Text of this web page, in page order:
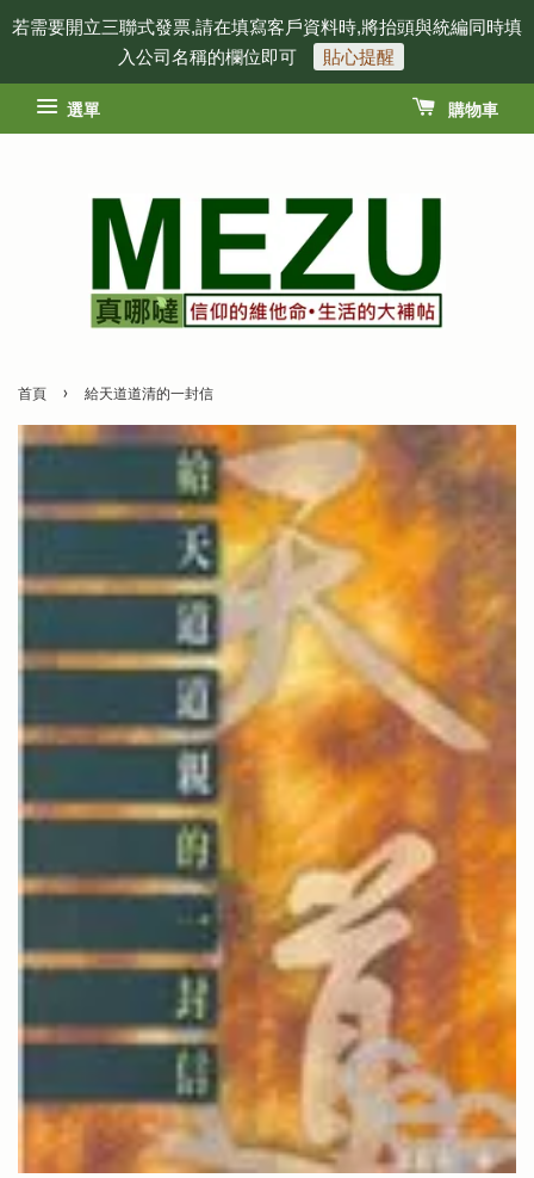
若需要開立三聯式發票,請在填寫客戶資料時,將抬頭與統編同時填
入公司名稱的欄位即可
貼心提醒
選單 購物車
首頁 › 給天道道清的一封信